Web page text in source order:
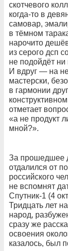
скотчевого
когда-то в
самовар,
в тёмном
нарочито
из серого дсп
не подойдёт ни
И вдруг — на
мастерски,
в гармонии
отметает
«а не продукт
мной?».
За прошедшее
отдалился от
российского
не вспомнят
Спутник-1 (4
Тридцать лет
народ,
сразу же
освоения
казалось, был